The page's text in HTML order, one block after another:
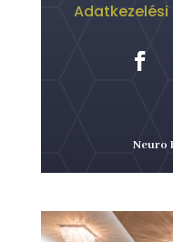
Neuro